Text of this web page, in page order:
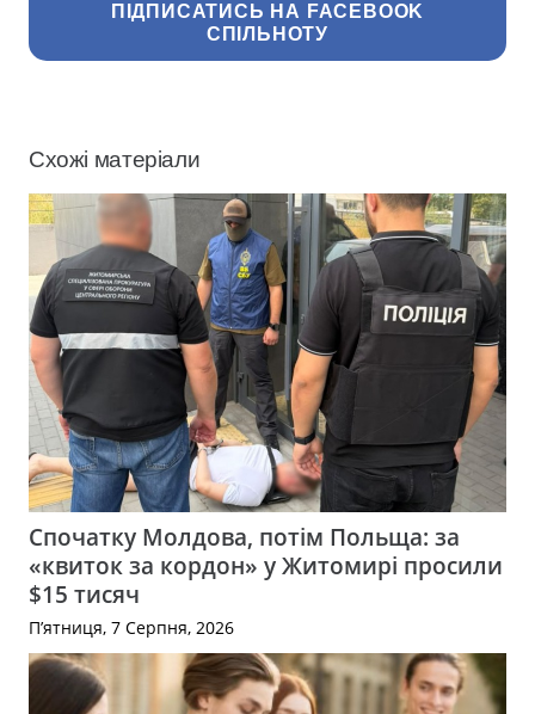
ПІДПИСАТИСЬ НА FACEBOOK
СПІЛЬНОТУ
Схожі матеріали
Спочатку Молдова, потім Польща: за
«квиток за кордон» у Житомирі просили
$15 тисяч
П’ятниця, 7 Серпня, 2026